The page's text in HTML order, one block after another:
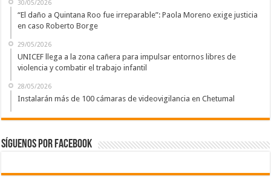
30/05/2026
“El daño a Quintana Roo fue irreparable”: Paola Moreno exige justicia
en caso Roberto Borge
29/05/2026
UNICEF llega a la zona cañera para impulsar entornos libres de
violencia y combatir el trabajo infantil
28/05/2026
Instalarán más de 100 cámaras de videovigilancia en Chetumal
Síguenos por Facebook